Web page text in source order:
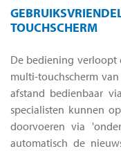
TOUCHSCHERM
De bediening
multi-touchscherm
afstand bedienbaar
specialisten kunnen
doorvoeren via
automatisch de